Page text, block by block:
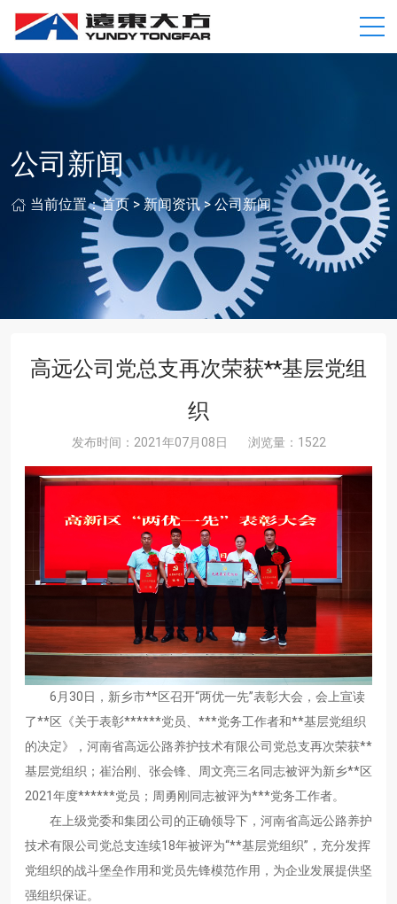
公司新闻
当前位置：首页 > 新闻资讯 >公司新闻
高远公司党总支再次荣获**基层党组
织
发布时间：2021年07月08日 浏览量：1522
6月30日，新乡市**区召开“两优一先”表彰大会，会上宣读
了**区《关于表彰******党员、***党务工作者和**基层党组织
的决定》，河南省高远公路养护技术有限公司党总支再次荣获**
基层党组织；崔治刚、张会锋、周文亮三名同志被评为新乡**区
2021年度******党员；周勇刚同志被评为***党务工作者。
在上级党委和集团公司的正确领导下，河南省高远公路养护
技术有限公司党总支连续18年被评为“**基层党组织”，充分发挥
党组织的战斗堡垒作用和党员先锋模范作用，为企业发展提供坚
强组织保证。